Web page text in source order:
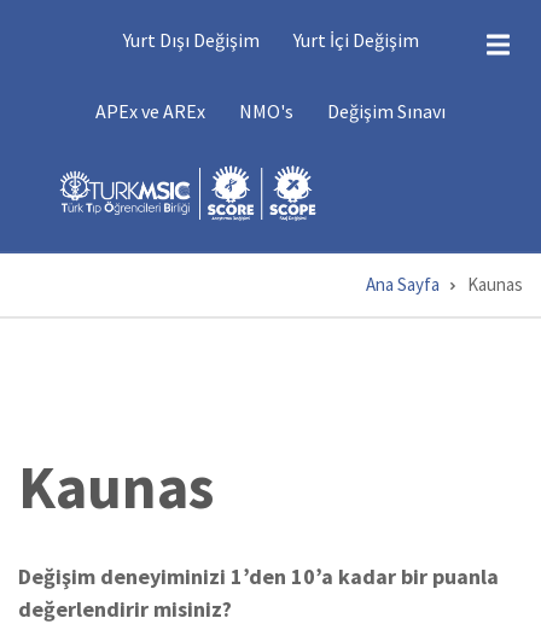
Yurt Dışı Değişim Yurt İçi Değişim
MENÜSÜAPEx ve AREx NMO's Değişim Sınavı
Ana Sayfa Kaunas
Kaunas
Değişim deneyiminizi 1’den 10’a kadar bir puanla
değerlendirir misiniz?